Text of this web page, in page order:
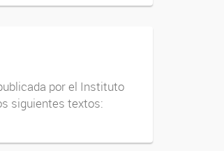
por el Instituto
siguientes textos: